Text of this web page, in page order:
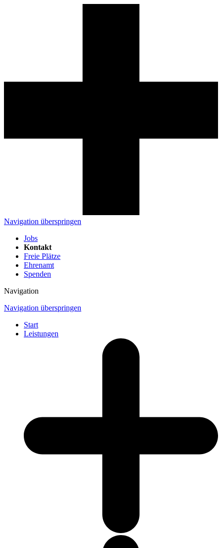
Navigation überspringen
Jobs
Kontakt
Freie Plätze
Ehrenamt
Spenden
Navigation
Navigation überspringen
Start
Leistungen